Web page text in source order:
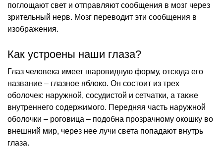
поглощают свет и отправляют сообщения в мозг через
зрительный нерв. Мозг переводит эти сообщения в
изображения.
Как устроены наши глаза?
Глаз человека имеет шаровидную форму, отсюда его
название – глазное яблоко. Он состоит из трех
оболочек: наружной, сосудистой и сетчатки, а также
внутреннего содержимого. Передняя часть наружной
оболочки – роговица – подобна прозрачному окошку во
внешний мир, через нее лучи света попадают внутрь
глаза.